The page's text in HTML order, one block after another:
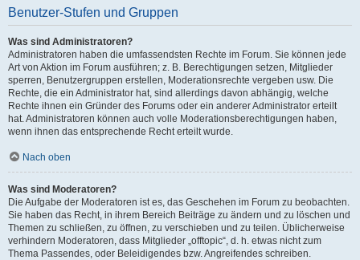
Benutzer-Stufen und Gruppen
Was sind Administratoren?
Administratoren haben die umfassendsten Rechte im Forum. Sie können jede
Art von Aktion im Forum ausführen; z. B. Berechtigungen setzen, Mitglieder
sperren, Benutzergruppen erstellen, Moderationsrechte vergeben usw. Die
Rechte, die ein Administrator hat, sind allerdings davon abhängig, welche
Rechte ihnen ein Gründer des Forums oder ein anderer Administrator erteilt
hat. Administratoren können auch volle Moderationsberechtigungen haben,
wenn ihnen das entsprechende Recht erteilt wurde.
Nach oben
Was sind Moderatoren?
Die Aufgabe der Moderatoren ist es, das Geschehen im Forum zu beobachten.
Sie haben das Recht, in ihrem Bereich Beiträge zu ändern und zu löschen und
Themen zu schließen, zu öffnen, zu verschieben und zu teilen. Üblicherweise
verhindern Moderatoren, dass Mitglieder „offtopic“, d. h. etwas nicht zum
Thema Passendes, oder Beleidigendes bzw. Angreifendes schreiben.